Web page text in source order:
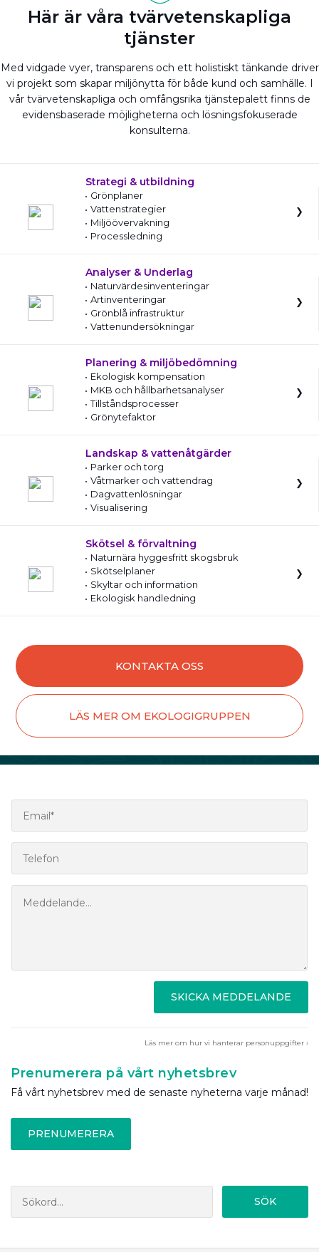
Här är våra tvärvetenskapliga
tjänster
Med vidgade vyer, transparens och ett holistiskt tänkande driver
vi projekt som skapar miljönytta för både kund och samhälle. I
vår tvärvetenskapliga och omfångsrika tjänstepalett finns de
evidensbaserade möjligheterna och lösningsfokuserade
konsulterna.
Strategi & utbildning
Grönplaner
Vattenstrategier
Miljöövervakning
Processledning
Analyser & Underlag
Naturvärdesinventeringar
Artinventeringar
Grönblå infrastruktur
Vattenundersökningar
Planering & miljöbedömning
Ekologisk kompensation
MKB och hållbarhetsanalyser
Tillståndsprocesser
Grönytefaktor
Landskap & vattenåtgärder
Parker och torg
Våtmarker och vattendrag
Dagvattenlösningar
Visualisering
Skötsel & förvaltning
Naturnära hyggesfritt skogsbruk
Skötselplaner
Skyltar och information
Ekologisk handledning
KONTAKTA OSS
LÄS MER OM EKOLOGIGRUPPEN
SKICKA MEDDELANDE
Läs mer om hur vi hanterar personuppgifter ›
Prenumerera på vårt nyhetsbrev
Få vårt nyhetsbrev med de senaste nyheterna varje månad!
PRENUMERERA
SÖK